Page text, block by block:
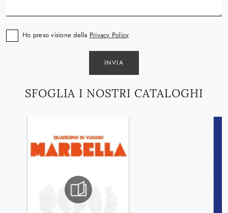
SFOGLIA I NOSTRI CATALOGHI
Ho preso visione della Privacy Policy
INVIA